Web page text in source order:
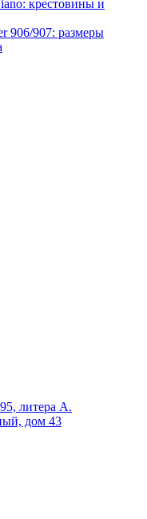
крестовины и
906/907: размеры
литера А.
дом 43